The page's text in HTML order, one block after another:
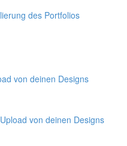
des Portfolios
von deinen Designs
von deinen Designs